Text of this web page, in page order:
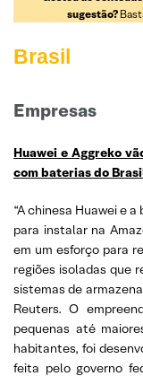
sugestão?
Brasil
Empresas
Huawei e Aggreko
com baterias do
“A chinesa Huawei e
para instalar na
em um esforço para
regiões isoladas que
sistemas de
Reuters. O
pequenas até
habitantes, foi
feita pelo governo